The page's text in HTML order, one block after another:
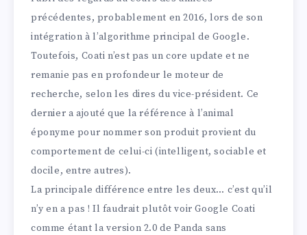
précédentes, probablement en 2016, lors de son
intégration à l’algorithme principal de Google.
Toutefois, Coati n’est pas un core update et ne
remanie pas en profondeur le moteur de
recherche, selon les dires du vice-président. Ce
dernier a ajouté que la référence à l’animal
éponyme pour nommer son produit provient du
comportement de celui-ci (intelligent, sociable et
docile, entre autres).
La principale différence entre les deux… c’est qu’il
n’y en a pas ! Il faudrait plutôt voir Google Coati
comme étant la version 2.0 de Panda sans